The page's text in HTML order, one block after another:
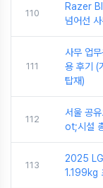
110
Razer
넘어선
111
사무 업
용 후기 (
탑재)
112
서울 공
ot;시설
113
2025
1.199kg